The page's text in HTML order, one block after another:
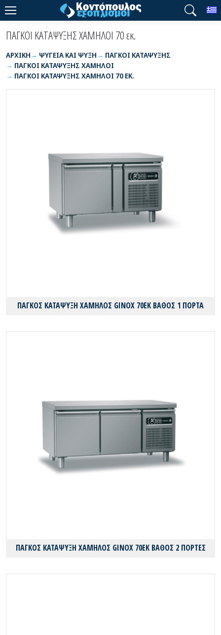
ΠΑΓΚΟΙ ΚΑΤΑΨΥΞΗΣ ΧΑΜΗΛΟΙ 70 εκ.
ΑΡΧΙΚΉ ΨΥΓΕΙΑ ΚΑΙ ΨΥΞΗ
ΠΑΓΚΟΙ ΚΑΤΑΨΥΞΗΣ
ΠΑΓΚΟΙ ΚΑΤΑΨΥΞΗΣ ΧΑΜΗΛΟΙ
ΠΑΓΚΟΙ ΚΑΤΑΨΥΞΗΣ ΧΑΜΗΛΟΙ 70 ΕΚ.
ΠΑΓΚΟΣ ΚΑΤΑΨΥΞΗ ΧΑΜΗΛΟΣ GINOX 70EK ΒΑΘΟΣ 1 ΠΟΡΤΑ
ΠΑΓΚΟΣ ΚΑΤΑΨΥΞΗ ΧΑΜΗΛΟΣ GINOX 70EK ΒΑΘΟΣ 2 ΠΟΡΤΕΣ